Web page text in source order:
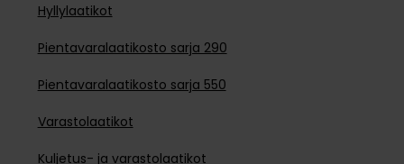
Hyllylaatikot
Pientavaralaatikosto sarja 290
Pientavaralaatikosto sarja 550
Varastolaatikot
Kuljetus- ja varastolaatikot